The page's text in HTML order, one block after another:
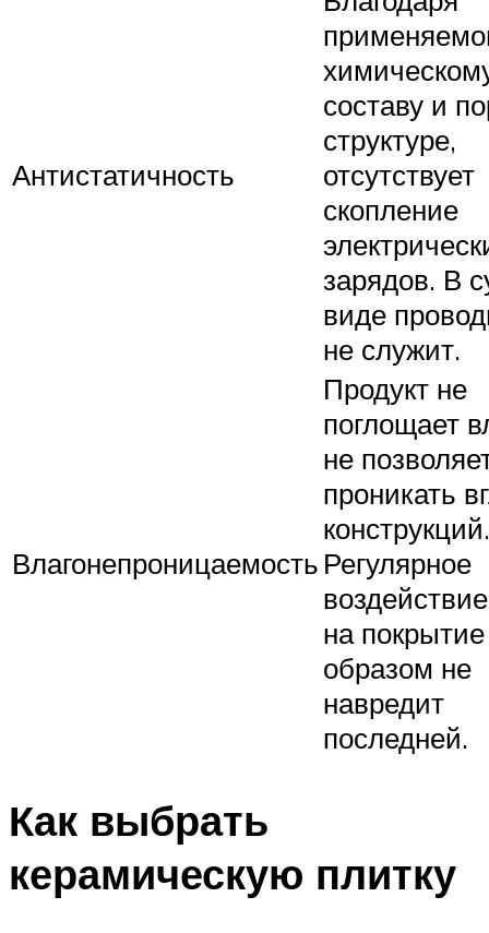
Антистатичность
составу и
структуре,
отсутствует
скопление
зарядов. В
виде
не служит.
Влагонепроницаемость
Продукт не
поглощает
не
проникать
конструкций.
Регулярное
на
образом не
навредит
последней.
Как выбрать
керамическую плитку